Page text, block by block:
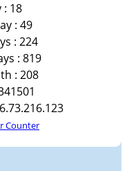
: 18
: 49
: 224
: 819
: 208
Counter